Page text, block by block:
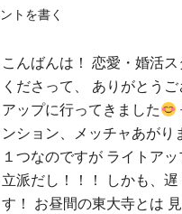
トを書く
こんばんは！ 恋愛・婚活
くださって、 ありがとう
アップに行ってきました
ンション、メッチャあがり
１つなのですが ライトア
立派だし！！！ しかも、
す！ お昼間の東大寺とは